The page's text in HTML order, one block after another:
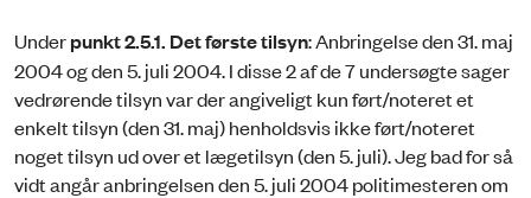
Underpunkt 2.5.1. Det første tilsyn: Anbringelse den 31. maj
2004 og den 5. juli 2004. I disse 2 af de 7 undersøgte sager
vedrørende tilsyn var der angiveligt kun ført/noteret et
enkelt tilsyn (den 31. maj) henholdsvis ikke ført/noteret
noget tilsyn ud over et lægetilsyn (den 5. juli). Jeg bad for så
vidt angår anbringelsen den 5. juli 2004 politimesteren om